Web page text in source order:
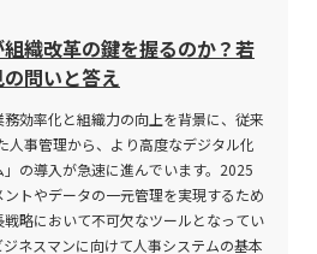
は単なるリスク指標にとどまらず、
択や、相場全体の変動傾向の分析、さ
理や投資金額の配分決定にまで幅広く
ティリティを持つ銘柄は、急激な価格
、効率的に短期利益を狙うデイトレー
しています。逆に、低ボラティリティ
保有を前提とした投資戦略において重
を示す指標の一つであり、これだけに
は極めて危険です。まず第一に、ボラ
（差金決済取引）など、さまざまな
ラティリティが高い状態は、短期間で
発生しやすいことを意味し、逆に低い
とを示す。 投資家はこの指標を基
ンスを判断し、どのタイミングで取引
かす。 また、ボラティリティは単に
く、変動の頻度や値幅（スプレッド）
して理解される。 具体的な種類とし
リティ（IV）、ヒストリカルボラティ
ドボラティリティ（RV）などが挙げら
織改革の鍵を握るのか？若
問いと答え
効率化と組織力の向上を背景に、従来
人事管理から、より高度なデジタル化
の導入が急速に進んでいます。2025
トやデータの一元管理を実現するため
略において不可欠なツールとなってい
ネスマンに向けて人事システムの基本